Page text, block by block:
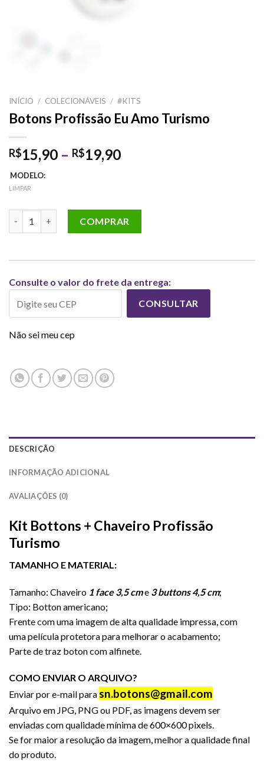
INÍCIO / COLECIONÁVEIS / #KITS
Botons Profissão Eu Amo Turismo
R$15,90 – R$19,90Faixa
através
R$19,90
MODELO:
LIMPAR
COMPRAR
Consulte o valor do frete da entrega:
CONSULTAR
Não sei meu cep
DESCRIÇÃO
INFORMAÇÃO ADICIONAL
AVALIAÇÕES (0)
Kit Bottons + Chaveiro Profissão
Turismo
TAMANHO E MATERIAL:
Tamanho: Chaveiro 1 face 3,5 cme 3 buttons 4,5 cm;
Tipo: Botton americano;
Frente com uma imagem de alta qualidade impressa, com
uma película protetora para melhorar o acabamento;
Parte de traz boton com alfinete.
COMO ENVIAR O ARQUIVO?
Enviar por e-mail parasn.botons@gmail.com
Arquivo em JPG, PNG ou PDF, as imagens devem ser
enviadas com qualidade mínima de 600×600 pixels.
Se for maior a resolução da imagem, melhor a qualidade final
do produto.